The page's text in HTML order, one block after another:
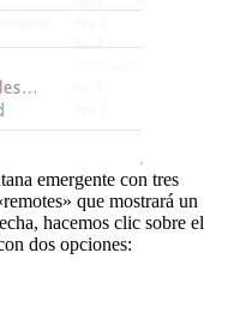
emergente con tres
que mostrará un
hacemos clic sobre el
dos opciones: